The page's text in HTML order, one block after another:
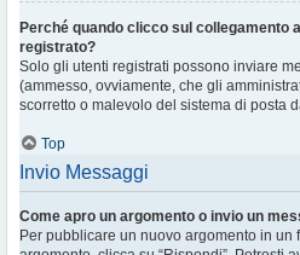
Perché quando clicco sul collegamento
registrato?
Solo gli utenti registrati possono inviare
(ammesso, ovviamente, che gli
scorretto o malevolo del sistema di posta
Top
Invio Messaggi
Come apro un argomento o invio un
Per pubblicare un nuovo argomento in un